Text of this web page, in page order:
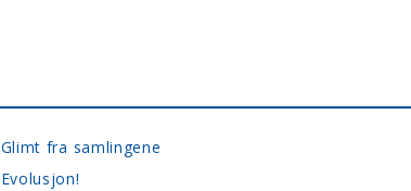
Glimt fra samlingene
Evolusjon!